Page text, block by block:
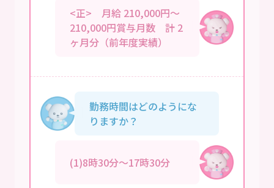
<正> 月給 210,000円～
210,000円賞与月数 計 2
ヶ月分（前年度実績）
勤務時間はどのようにな
りますか？
(1)8時30分～17時30分